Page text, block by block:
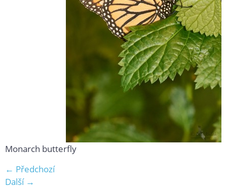
Monarch butterfly
← Předchozí
Další →